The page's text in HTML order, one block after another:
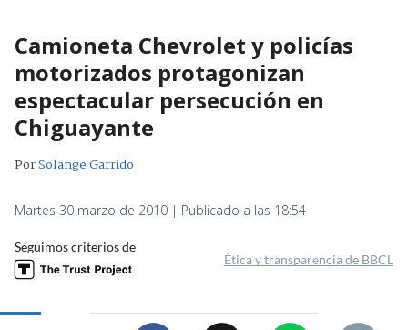
Camioneta Chevrolet y policías
motorizados protagonizan
espectacular persecución en
Chiguayante
PorSolange Garrido
Martes 30 marzo de 2010 | Publicado a las 18:54
Seguimos criterios de
Ética y transparencia de BBCL